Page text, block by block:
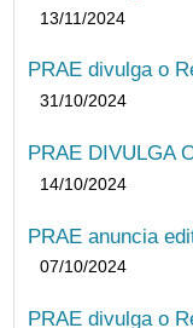
13/11/2024
PRAE divulga o
31/10/2024
PRAE DIVULGA
14/10/2024
PRAE anuncia
07/10/2024
PRAE divulga o